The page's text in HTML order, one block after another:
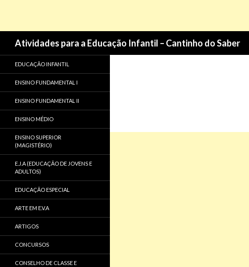
Atividades para a Educação Infantil – Cantinho do Saber
EDUCAÇÃO INFANTIL
ENSINO FUNDAMENTAL I
ENSINO FUNDAMENTAL II
ENSINO MÉDIO
ENSINO SUPERIOR
(MAGISTÉRIO)
E.J.A (EDUCAÇÃO DE JOVENS E
ADULTOS)
EDUCAÇÃO ESPECIAL
ARTE EM E.V.A
ARTIGOS
CONCURSOS
CONSELHO DE CLASSE E